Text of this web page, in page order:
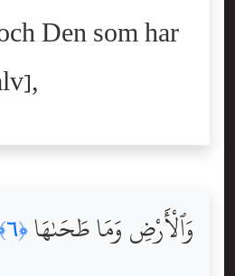
Den som har
وَٱلْأَرْضِ وَمَا طَحَىٰهَا ﴿٦﴾